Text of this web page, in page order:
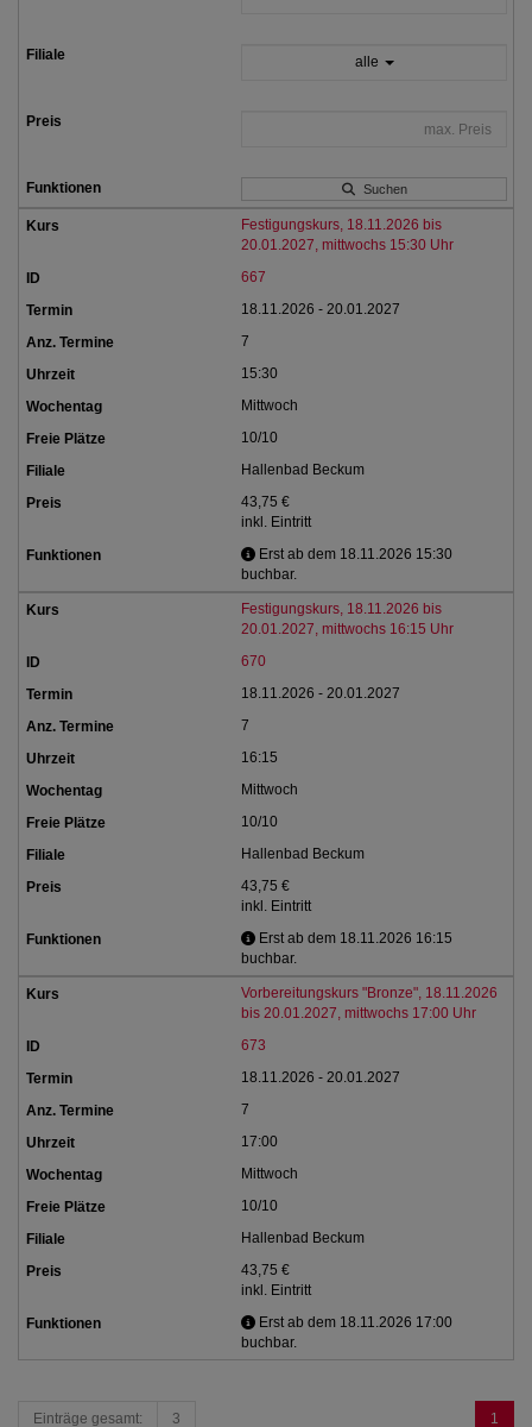
alle
Suchen
Festigungskurs, 18.11.2026 bis
20.01.2027, mittwochs 15:30 Uhr
667
18.11.2026 - 20.01.2027
7
15:30
Mittwoch
10/10
Hallenbad Beckum
43,75 €
inkl. Eintritt
Erst ab dem 18.11.2026 15:30
buchbar.
Festigungskurs, 18.11.2026 bis
20.01.2027, mittwochs 16:15 Uhr
670
18.11.2026 - 20.01.2027
7
16:15
Mittwoch
10/10
Hallenbad Beckum
43,75 €
inkl. Eintritt
Erst ab dem 18.11.2026 16:15
buchbar.
Vorbereitungskurs "Bronze", 18.11.2026
bis 20.01.2027, mittwochs 17:00 Uhr
673
18.11.2026 - 20.01.2027
7
17:00
Mittwoch
10/10
Hallenbad Beckum
43,75 €
inkl. Eintritt
Erst ab dem 18.11.2026 17:00
buchbar.
1
Einträge gesamt: 3